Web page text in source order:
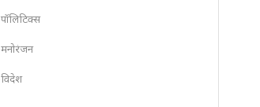
पॉलिटिक्स
मनोरंजन
विदेश